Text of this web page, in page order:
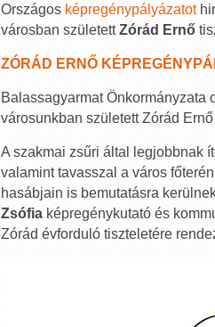
Országos képregénypályázatot
városban születettZórád Ernő
ZÓRÁD ERNŐ
Balassagyarmat Önkormányzata
városunkban született Zórád
A szakmai zsűri által legjobbnak
valamint tavasszal a város
hasábjain is bemutatásra
Zsófiaképregénykutató és
Zórád évforduló tiszteletére